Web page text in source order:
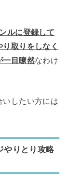
ルに登録して
取りをしなく
一目瞭然なわけ
いしたい方には
やりとり攻略